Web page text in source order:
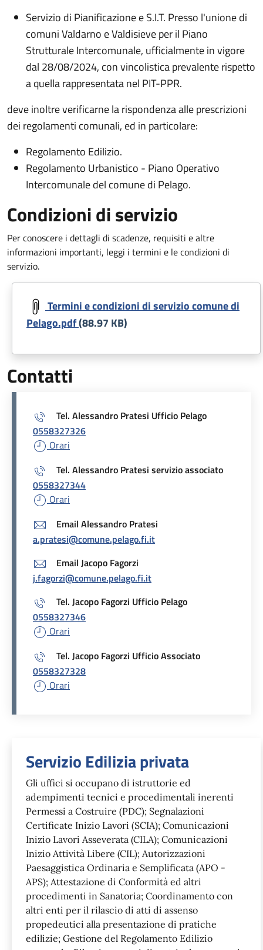
Servizio di Pianificazione e S.I.T. Presso l'unione di
comuni Valdarno e Valdisieve per il Piano
Strutturale Intercomunale, ufficialmente in vigore
dal 28/08/2024, con vincolistica prevalente rispetto
a quella rappresentata nel PIT-PPR.
deve inoltre verificarne la rispondenza alle prescrizioni
dei regolamenti comunali, ed in particolare:
Regolamento Edilizio.
Regolamento Urbanistico - Piano Operativo
Intercomunale del comune di Pelago.
Condizioni di servizio
Per conoscere i dettagli di scadenze, requisiti e altre
informazioni importanti, leggi i termini e le condizioni di
servizio.
Document
Termini e condizioni di servizio comune di
Pelago.pdf(88.97 KB)
Contatti
Tel. Alessandro Pratesi Ufficio Pelago
0558327326
Orari
Tel. Alessandro Pratesi servizio associato
0558327344
Orari
Email Alessandro Pratesi
a.pratesi@comune.pelago.fi.it
Email Jacopo Fagorzi
j.fagorzi@comune.pelago.fi.it
Tel. Jacopo Fagorzi Ufficio Pelago
0558327346
Orari
Tel. Jacopo Fagorzi Ufficio Associato
0558327328
Orari
Unità organizzativa
Servizio Edilizia privata
Gli uffici si occupano di istruttorie ed
adempimenti tecnici e procedimentali inerenti
Permessi a Costruire (PDC); Segnalazioni
Certificate Inizio Lavori (SCIA); Comunicazioni
Inizio Lavori Asseverata (CILA); Comunicazioni
Inizio Attività Libere (CIL); Autorizzazioni
Paesaggistica Ordinaria e Semplificata (APO -
APS); Attestazione di Conformità ed altri
procedimenti in Sanatoria; Coordinamento con
altri enti per il rilascio di atti di assenso
propedeutici alla presentazione di pratiche
edilizie; Gestione del Regolamento Edilizio